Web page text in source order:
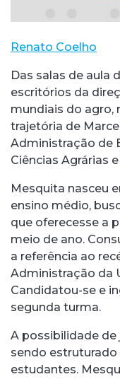
Renato Coelho
Das salas de aula
escritórios da
mundiais do agro,
trajetória de
Administração de
Ciências Agrárias
Mesquita nasceu
ensino médio,
que oferecesse a
meio de ano.
a referência ao
Administração da
Candidatou-se e
segunda turma.
A possibilidade de
sendo
estudantes.